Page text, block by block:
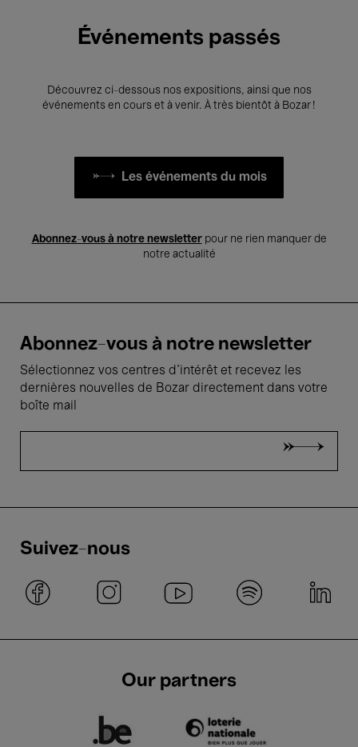
Événements passés
Découvrez ci-dessous nos expositions, ainsi que nos
événements en cours et à venir. À très bientôt à Bozar !
Les événements du mois
Abonnez-vous à notre newsletterpour ne rien manquer de
notre actualité
Abonnez-vous à notre newsletter
Sélectionnez vos centres d'intérêt et recevez les
dernières nouvelles de Bozar directement dans votre
boîte mail
Suivez-nous
Our partners